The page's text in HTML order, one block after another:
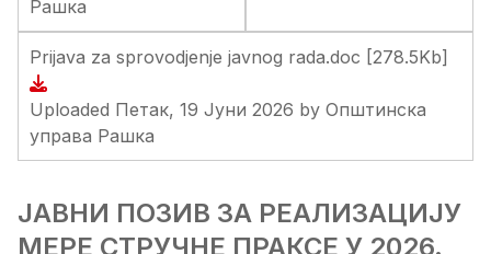
Рашка
Prijava za sprovodjenje javnog rada.doc [278.5Kb]
Uploaded Петак, 19 Јуни 2026 by Општинска
управа Рашка
ЈАВНИ ПОЗИВ ЗА РЕАЛИЗАЦИЈУ
МЕРЕ СТРУЧНЕ ПРАКСЕ У 2026.